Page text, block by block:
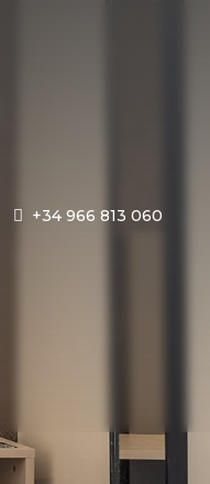
+34 966 813 060